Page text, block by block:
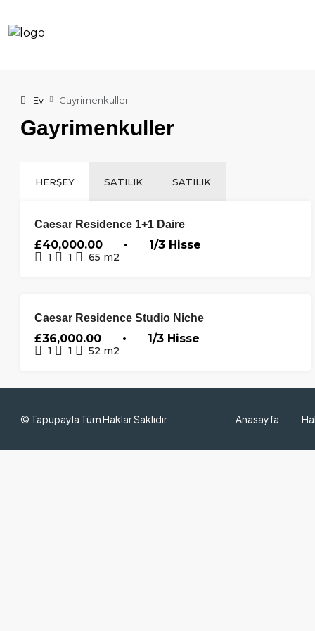
Ev Gayrimenkuller
Gayrimenkuller
HERŞEY SATILIK SATILIK
ÖN
PLANDA
SATILIK
Caesar Residence 1+1 Daire
£40,000.00 • 1/3 Hisse
1 1 65 m2
ÖN
PLANDA
SATILIK
Caesar Residence Studio Niche
£36,000.00 • 1/3 Hisse
1 1 52 m2
© Tapupayla Tüm Haklar Saklıdır Anasayfa